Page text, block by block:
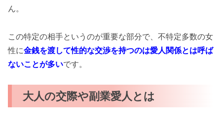
ん。
この特定の相手というのが重要な部分で、不特定多数の女
性に金銭を渡して性的な交渉を持つのは愛人関係とは呼ば
ないことが多いです。
大人の交際や副業愛人とは